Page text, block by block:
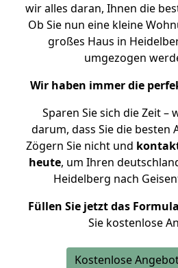
wir alles daran, Ihnen die
Ob Sie nun eine kleine
großes Haus in
umgezogen
Wir haben immer die
Sparen Sie sich die Zeit –
darum, dass Sie die besten
Zögern Sie nicht und
heute, um Ihren
Heidelberg nach
Füllen Sie jetzt das
Sie kostenlose
Kostenlose